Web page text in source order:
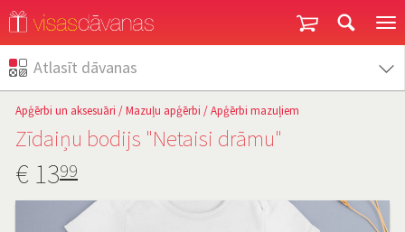
Atlasīt dāvanas
Apģērbi un aksesuāri /Mazuļu apģērbi /Apģērbi mazuļiem
Zīdaiņu bodijs "Netaisi drāmu"
€ 1399